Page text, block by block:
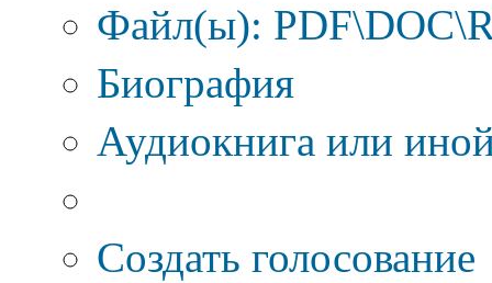
Файл(ы):
Биография
Аудиокнига или
Создать голосование